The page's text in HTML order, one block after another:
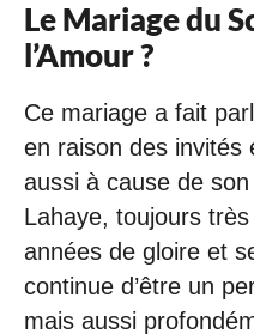
Le Mariage du
l’Amour ?
Ce mariage a fait
en raison des invités
aussi à cause de
Lahaye, toujours
années de gloire et
continue d’être un
mais aussi